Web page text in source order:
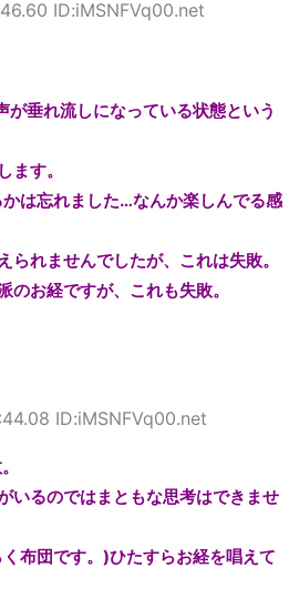
ID:iMSNFVq00.net
垂れ流しになっている状態という
ます。
は忘れました…なんか楽しんでる感
れませんでしたが、これは失敗。
お経ですが、これも失敗。
ID:iMSNFVq00.net
いるのではまともな思考はできませ
布団です。)ひたすらお経を唱えて